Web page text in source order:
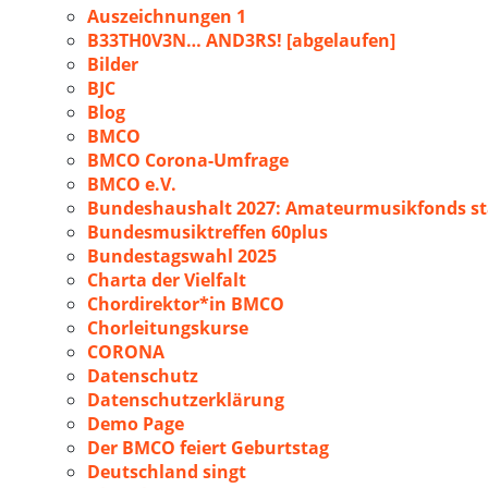
Auszeichnungen 1
B33TH0V3N… AND3RS! [abgelaufen]
Bilder
BJC
Blog
BMCO
BMCO Corona-Umfrage
BMCO e.V.
Bundeshaushalt 2027: Amateurmusikfonds
Bundesmusiktreffen 60plus
Bundestagswahl 2025
Charta der Vielfalt
Chordirektor*in BMCO
Chorleitungskurse
CORONA
Datenschutz
Datenschutzerklärung
Demo Page
Der BMCO feiert Geburtstag
Deutschland singt